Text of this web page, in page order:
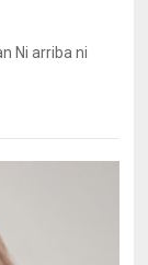
Ni arriba ni